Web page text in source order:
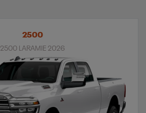
2500
2500 LARAMIE 2026